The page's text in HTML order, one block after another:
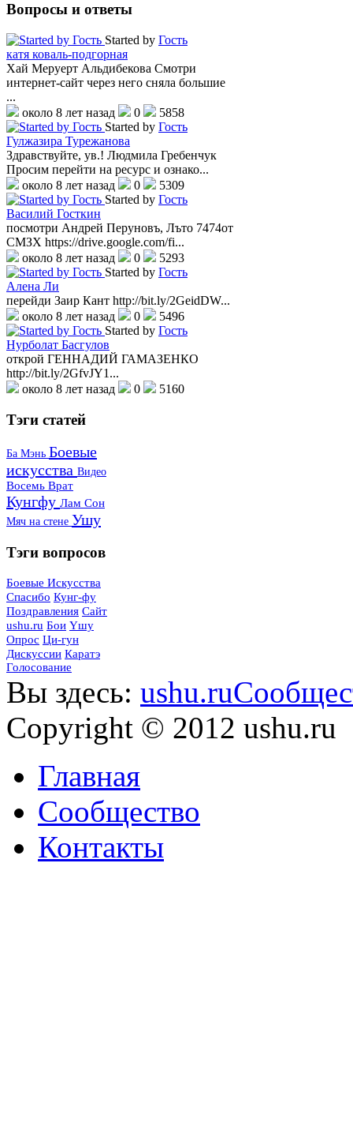
Вопросы и ответы
Started by Гость
катя коваль-подгорная
Хай Меруерт Альдибекова Смотри
интернет-сайт через него сняла большие
...
около 8 лет назад
0
5858
Started by Гость
Гулжазира Турежанова
Здравствуйте, ув.! Людмила Гребенчук
Просим перейти на ресурс и ознако...
около 8 лет назад
0
5309
Started by Гость
Василий Госткин
посмотри Андрей Перуновъ, Лъто 7474от
СМЗХ https://drive.google.com/fi...
около 8 лет назад
0
5293
Started by Гость
Алена Ли
перейди Заир Кант http://bit.ly/2GeidDW...
около 8 лет назад
0
5496
Started by Гость
Нурболат Басгулов
открой ГЕННАДИЙ ГАМАЗЕНКО
http://bit.ly/2GfvJY1...
около 8 лет назад
0 5160
Тэги статей
Ба Мэнь Боевые
искусства Видео
Восемь Врат
Кунгфу Лам Сон
Мяч на стене Ушу
Тэги вопросов
Боевые Искусства
Спасибо Кунг-фу
Поздравления Сайт
ushu.ru Бои Yшу
Опрос Ци-гун
Дискуссии Каратэ
Голосование
Вы здесь: ushu.ru
Copyright © 2012 ushu.ru
Главная
Сообщество
Контакты